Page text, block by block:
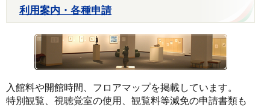
利用案内・各種申請
入館料や開館時間、フロアマップを掲載しています。
特別観覧、視聴覚室の使用、観覧料等減免の申請書類も